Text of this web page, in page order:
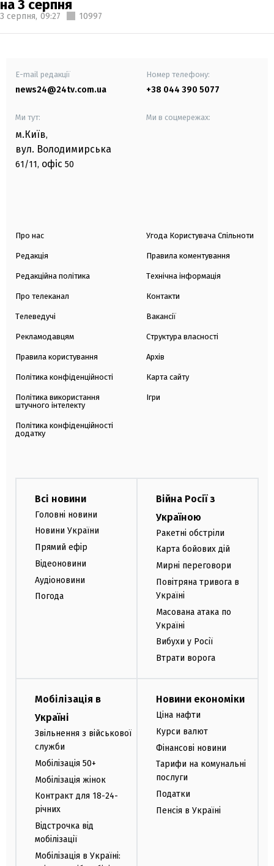
на 3 серпня
3 серпня, 09:27 10997
E-mail редакції
news24@24tv.com.ua
Номер телефону:
+38 044 390 5077
Ми тут:
м.Київ,
вул. Володимирська
61/11, офіс 50
Ми в соцмережах:
Про нас
Редакція
Редакційна політика
Про телеканал
Телеведучі
Рекламодавцям
Правила користування
Політика конфіденційності
Політика використання
штучного інтелекту
Політика конфіденційності
додатку
Угода Користувача Спільноти
Правила коментування
Технічна інформація
Контакти
Вакансії
Структура власності
Архів
Карта сайту
Ігри
Всі новини
Головні новини
Новини України
Прямий ефір
Відеоновини
Аудіоновини
Погода
Війна Росії з
Україною
Ракетні обстріли
Карта бойових дій
Мирні переговори
Повітряна тривога в
Україні
Масована атака по
Україні
Вибухи у Росії
Втрати ворога
Мобілізація в
Україні
Звільнення з військової
служби
Мобілізація 50+
Мобілізація жінок
Контракт для 18-24-
річних
Відстрочка від
мобілізації
Мобілізація в Україні:
Новини економіки
Ціна нафти
Курси валют
Фінансові новини
Тарифи на комунальні
послуги
Податки
Пенсія в Україні